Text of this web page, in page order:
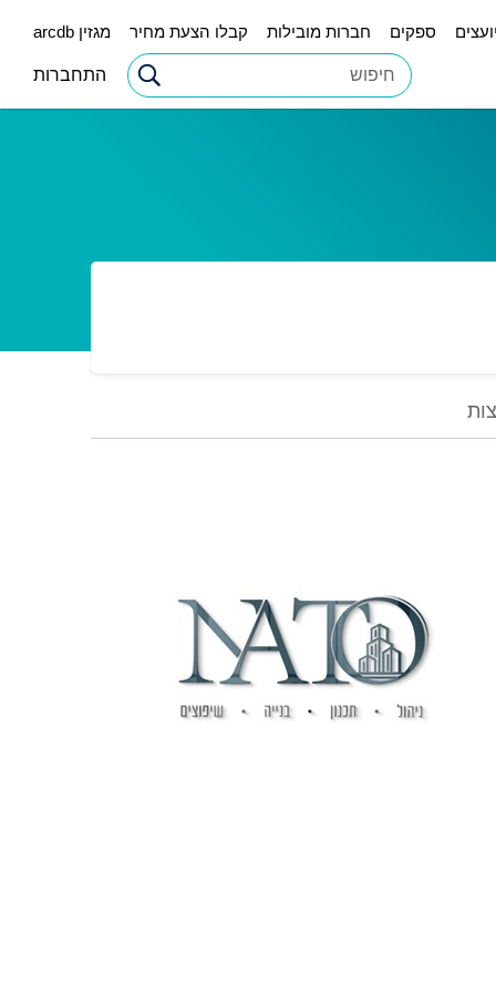
יועצים ספקים חברות מובילות קבלו הצעת מחיר מגזין arcdb
התחברות